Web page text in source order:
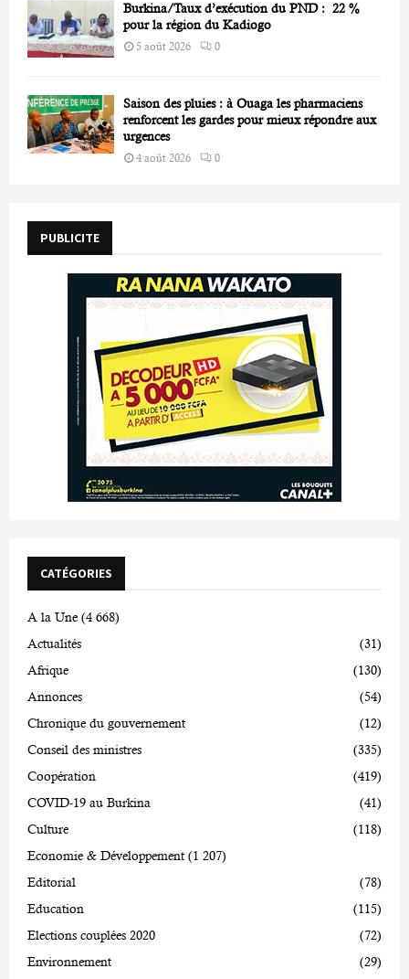
Burkina/Taux d’exécution du PND : 22 %
pour la région du Kadiogo
5 août 2026 0
Saison des pluies : à Ouaga les pharmaciens
renforcent les gardes pour mieux répondre aux
urgences
4 août 2026 0
PUBLICITE
CATÉGORIES
A la Une (4 668)
Actualités
(31)
Afrique
(130)
Annonces
(54)
Chronique du gouvernement
(12)
Conseil des ministres
(335)
Coopération
(419)
COVID-19 au Burkina
(41)
Culture
(118)
Economie & Développement (1 207)
Editorial
(78)
Education
(115)
Elections couplées 2020
(72)
Environnement
(29)